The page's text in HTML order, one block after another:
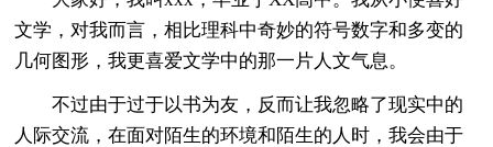
文学，对我而言，相比理科中奇妙的符号数字和多变的
几何图形，我更喜爱文学中的那一片人文气息。
不过由于过于以书为友，反而让我忽略了现实中的
人际交流，在面对陌生的环境和陌生的人时，我会由于